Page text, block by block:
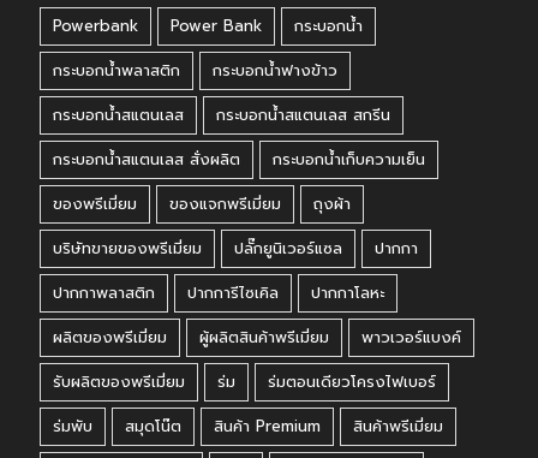
Powerbank Power Bank
กระบอกน้ำ
กระบอกน้ำพลาสติก
กระบอกน้ำฟางข้าว
กระบอกน้ำสแตนเลส
กระบอกน้ำสแตนเลส สกรีน
กระบอกน้ำสแตนเลส สั่งผลิต
กระบอกน้ำเก็บความเย็น
ของพรีเมี่ยม
ของแจกพรีเมี่ยม
ถุงผ้า
บริษัทขายของพรีเมี่ยม
ปลั๊กยูนิเวอร์แซล
ปากกา
ปากกาพลาสติก
ปากการีไซเคิล
ปากกาโลหะ
ผลิตของพรีเมี่ยม
ผู้ผลิตสินค้าพรีเมี่ยม
พาวเวอร์แบงค์
รับผลิตของพรีเมี่ยม
ร่ม
ร่มตอนเดียวโครงไฟเบอร์
ร่มพับ
สมุดโน๊ต สินค้า Premium
สินค้าพรีเมี่ยม